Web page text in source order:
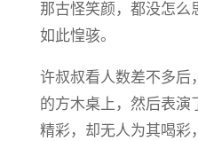
那古怪笑颜，都没怎么
如此惶骇。
许叔叔看人数差不多后
的方木桌上，然后表演
精彩，却无人为其喝彩